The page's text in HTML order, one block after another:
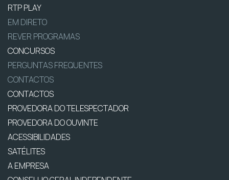
RTP PLAY
EM DIRETO
REVER PROGRAMAS
CONCURSOS
PERGUNTAS FREQUENTES
CONTACTOS
CONTACTOS
PROVEDORA DO TELESPECTADOR
PROVEDORA DO OUVINTE
ACESSIBILIDADES
SATÉLITES
A EMPRESA